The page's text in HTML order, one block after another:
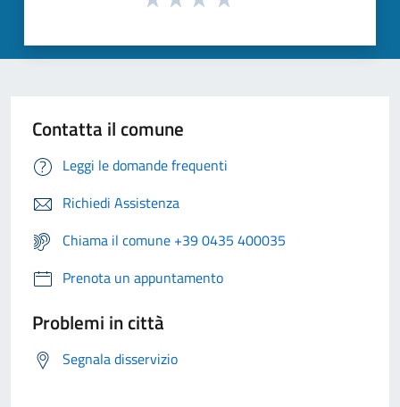
Contatta il comune
Leggi le domande frequenti
Richiedi Assistenza
Chiama il comune +39 0435 400035
Prenota un appuntamento
Problemi in città
Segnala disservizio